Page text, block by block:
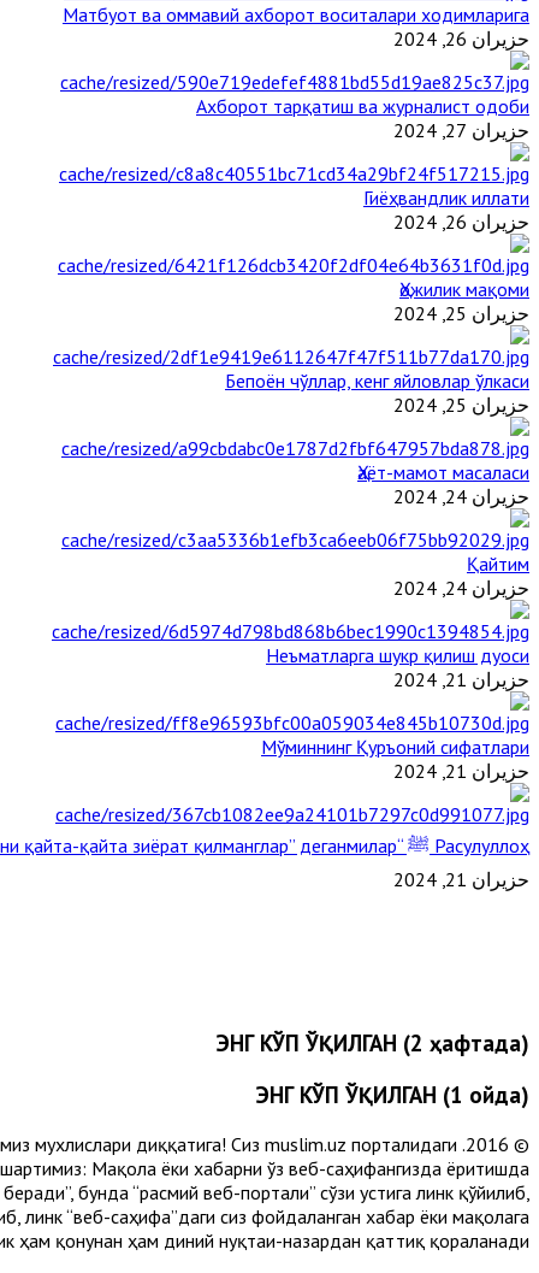
Матбуот ва оммавий ахборот воситалари ходимларига
حزيران 26, 2024
Ахборот тарқатиш ва журналист одоби
حزيران 27, 2024
Гиёҳвандлик иллати
حزيران 26, 2024
Ҳожилик мақоми
حزيران 25, 2024
Бепоён чўллар, кенг яйловлар ўлкаси
حزيران 25, 2024
Ҳаёт-мамот масаласи
حزيران 24, 2024
Қайтим
حزيران 24, 2024
Неъматларга шукр қилиш дуоси
حزيران 21, 2024
Мўминнинг Қуръоний сифатлари
حزيران 21, 2024
Расулуллоҳ ﷺ “Қабримни қайта-қайта зиёрат қилманглар” деганмилар?
حزيران 21, 2024
ЭНГ КЎП ЎҚИЛГАН (2 ҳафтада)
ЭНГ КЎП ЎҚИЛГАН (1 ойда)
мухлислари диққатига! Сиз muslim.uz порталидаги
Мақола ёки хабарни ўз веб-саҳифангизда ёритишда
бунда “расмий веб-портали” сўзи устига линк қўйилиб,
линк “веб-саҳифа”даги сиз фойдаланган хабар ёки мақолага
ҳам қонунан ҳам диний нуқтаи-назардан қаттиқ қораланади.